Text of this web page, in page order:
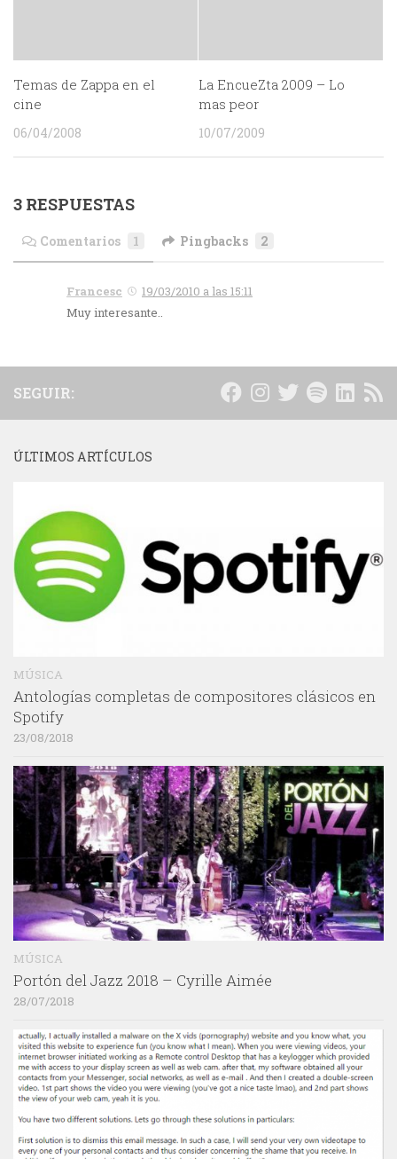
Temas de Zappa en el
cine
06/04/2008
La EncueZta 2009 – Lo
mas peor
10/07/2009
3 RESPUESTAS
Comentarios 1 Pingbacks 2
Francesc
19/03/2010 a las 15:11
Muy interesante..
SEGUIR:
ÚLTIMOS ARTÍCULOS
MÚSICA
Antologías completas de compositores clásicos en
Spotify
23/08/2018
MÚSICA
Portón del Jazz 2018 – Cyrille Aimée
28/07/2018